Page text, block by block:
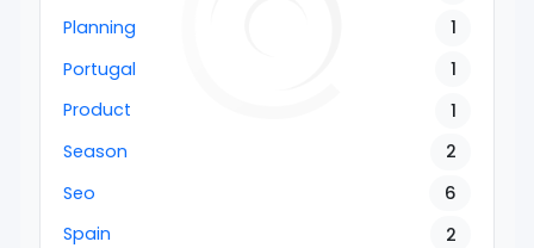
Planning
1
Portugal
1
Product
1
Season
2
Seo
6
Spain
2